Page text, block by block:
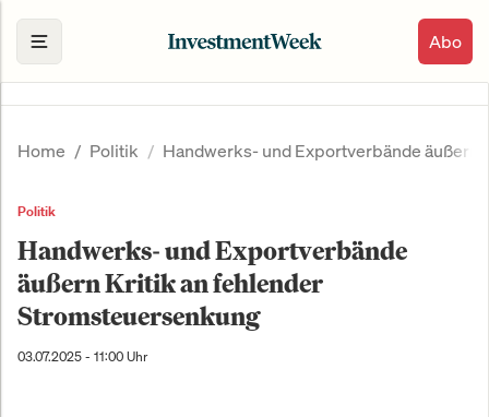
Abo
Home Politik Handwerks- und Exportverbände
Politik
Handwerks- und Exportverbände
äußern Kritik an fehlender
Stromsteuersenkung
03.07.2025 - 11:00 Uhr